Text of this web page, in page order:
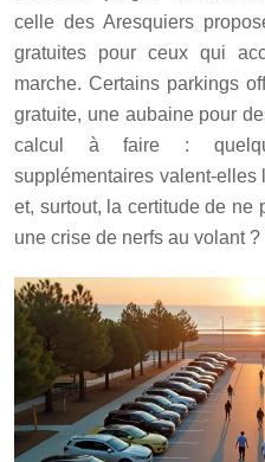
celle des Aresquiers
gratuites pour ceux qui
marche. Certains parkings
gratuite, une aubaine pour
calcul à faire :
supplémentaires valent-elles
et, surtout, la certitude de ne
une crise de nerfs au volant ?